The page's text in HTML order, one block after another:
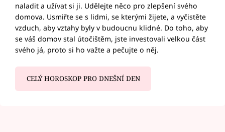
naladit a užívat si ji. Udělejte něco pro zlepšení svého
domova. Usmiřte se s lidmi, se kterými žijete, a vyčistěte
vzduch, aby vztahy byly v budoucnu klidné. Do toho, aby
se váš domov stal útočištěm, jste investovali velkou část
svého já, proto si ho važte a pečujte o něj.
CELÝ HOROSKOP PRO DNEŠNÍ DEN